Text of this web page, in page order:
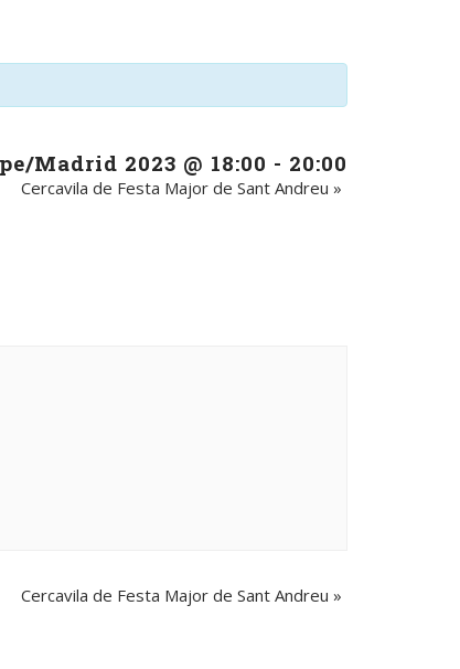
Madrid 2023 @ 18:00 - 20:00
Cercavila de Festa Major de Sant Andreu »
Cercavila de Festa Major de Sant Andreu »